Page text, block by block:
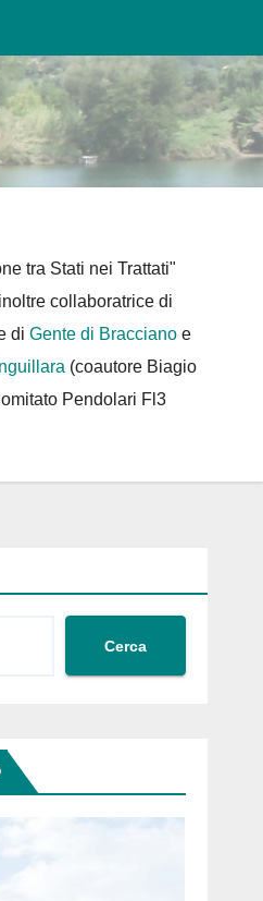
tra Stati nei Trattati"
collaboratrice di
di Gente di Bracciano e
(coautore Biagio
Pendolari Fl3
Cerca